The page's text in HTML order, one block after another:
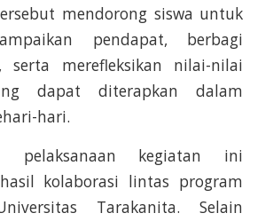
mendorong siswa untuk
pendapat, berbagi
serta merefleksikan nilai-nilai
dapat diterapkan dalam
hari.
pelaksanaan kegiatan ini
kolaborasi lintas program
Tarakanita. Selain